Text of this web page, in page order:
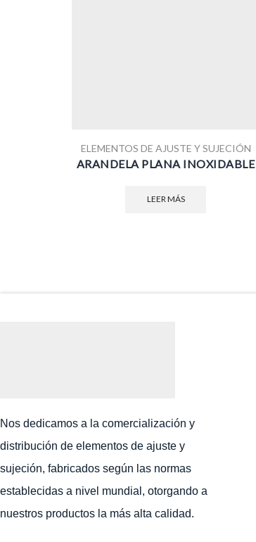
ELEMENTOS DE AJUSTE Y SUJECIÓN
ARANDELA PLANA INOXIDABLE
LEER MÁS
Nos dedicamos a la comercialización y
distribución de elementos de ajuste y
sujeción, fabricados según las normas
establecidas a nivel mundial, otorgando a
nuestros productos la más alta calidad.